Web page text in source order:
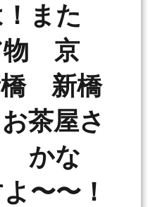
また
物 京
新橋
茶屋さ
かな
〜〜！